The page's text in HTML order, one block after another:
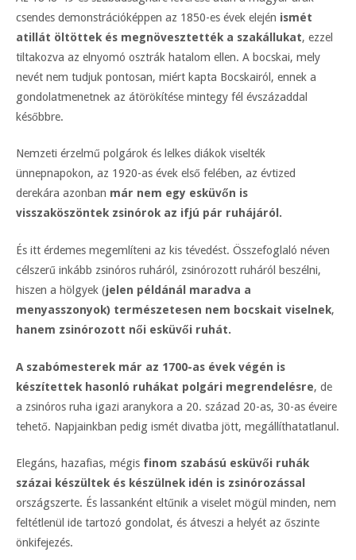
csendes demonstrációképpen az 1850-es évek elején ismét
atillát öltöttek és megnövesztették a szakállukat, ezzel
tiltakozva az elnyomó osztrák hatalom ellen. A bocskai, mely
nevét nem tudjuk pontosan, miért kapta Bocskairól, ennek a
gondolatmenetnek az átörökítése mintegy fél évszázaddal
későbbre.
Nemzeti érzelmű polgárok és lelkes diákok viselték
ünnepnapokon, az 1920-as évek első felében, az évtized
derekára azonban már nem egy esküvőn is
visszaköszöntek zsinórok az ifjú pár ruhájáról.
És itt érdemes megemlíteni az kis tévedést. Összefoglaló néven
célszerű inkább zsinóros ruháról, zsinórozott ruháról beszélni,
hiszen a hölgyek (jelen példánál maradva a
menyasszonyok) természetesen nem bocskait viselnek,
hanem zsinórozott női esküvői ruhát.
A szabómesterek már az 1700-as évek végén is
készítettek hasonló ruhákat polgári megrendelésre, de
a zsinóros ruha igazi aranykora a 20. század 20-as, 30-as éveire
tehető. Napjainkban pedig ismét divatba jött, megállíthatatlanul.
Elegáns, hazafias, mégis finom szabású esküvői ruhák
százai készültek és készülnek idén is zsinórozással
országszerte. És lassanként eltűnik a viselet mögül minden, nem
feltétlenül ide tartozó gondolat, és átveszi a helyét az őszinte
önkifejezés.